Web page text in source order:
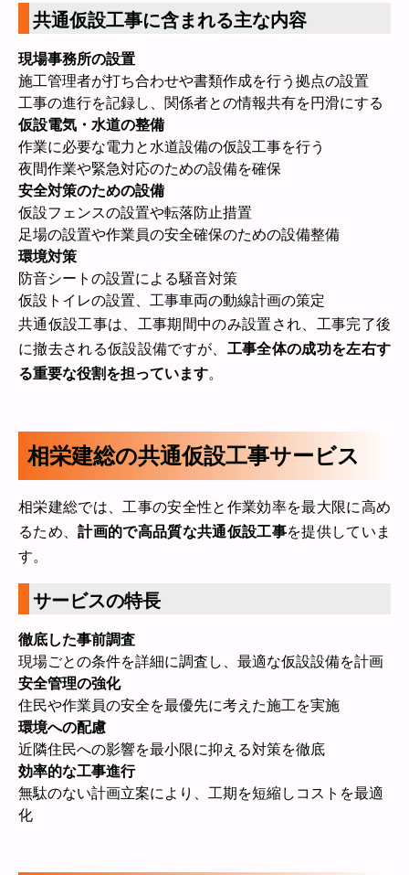
共通仮設工事に含まれる主な内容
現場事務所の設置
施工管理者が打ち合わせや書類作成を行う拠点の設置
工事の進行を記録し、関係者との情報共有を円滑にする
仮設電気・水道の整備
作業に必要な電力と水道設備の仮設工事を行う
夜間作業や緊急対応のための設備を確保
安全対策のための設備
仮設フェンスの設置や転落防止措置
足場の設置や作業員の安全確保のための設備整備
環境対策
防音シートの設置による騒音対策
仮設トイレの設置、工事車両の動線計画の策定
共通仮設工事は、工事期間中のみ設置され、工事完了後
に撤去される仮設設備ですが、 工事全体の成功を左右す
る重要な役割を担っています。
相栄建総の共通仮設工事サービス
相栄建総では、工事の安全性と作業効率を最大限に高め
るため、計画的で高品質な共通仮設工事を提供していま
す。
サービスの特長
徹底した事前調査
現場ごとの条件を詳細に調査し、最適な仮設設備を計画
安全管理の強化
住民や作業員の安全を最優先に考えた施工を実施
環境への配慮
近隣住民への影響を最小限に抑える対策を徹底
効率的な工事進行
無駄のない計画立案により、工期を短縮しコストを最適
化